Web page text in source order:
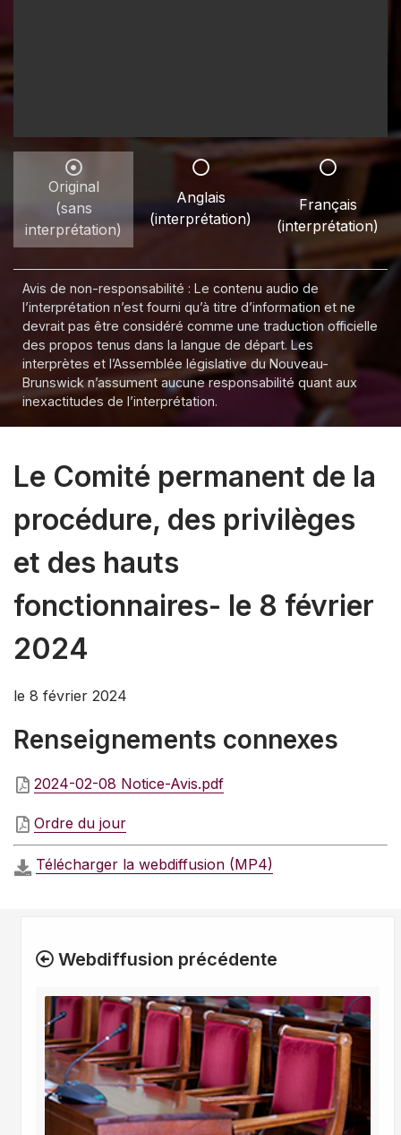
Original
(sans
interprétation)
Anglais
(interprétation)
Français
(interprétation)
Avis de non-responsabilité : Le contenu audio de
l’interprétation n’est fourni qu’à titre d’information et ne
devrait pas être considéré comme une traduction officielle
des propos tenus dans la langue de départ. Les
interprètes et l’Assemblée législative du Nouveau-
Brunswick n’assument aucune responsabilité quant aux
inexactitudes de l’interprétation.
Le Comité permanent de la
procédure, des privilèges
et des hauts
fonctionnaires- le 8 février
2024
le 8 février 2024
Renseignements connexes
2024-02-08 Notice-Avis.pdf
Ordre du jour
Télécharger la webdiffusion (MP4)
Webdiffusion précédente